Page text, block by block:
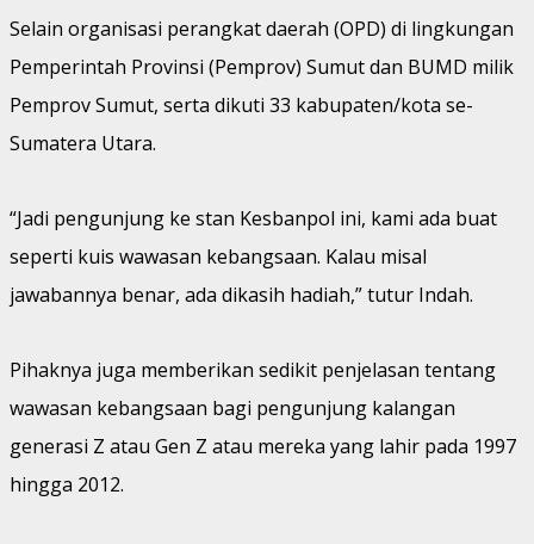
Selain organisasi perangkat daerah (OPD) di lingkungan
Pemperintah Provinsi (Pemprov) Sumut dan BUMD milik
Pemprov Sumut, serta dikuti 33 kabupaten/kota se-
Sumatera Utara.
“Jadi pengunjung ke stan Kesbanpol ini, kami ada buat
seperti kuis wawasan kebangsaan. Kalau misal
jawabannya benar, ada dikasih hadiah,” tutur Indah.
Pihaknya juga memberikan sedikit penjelasan tentang
wawasan kebangsaan bagi pengunjung kalangan
generasi Z atau Gen Z atau mereka yang lahir pada 1997
hingga 2012.